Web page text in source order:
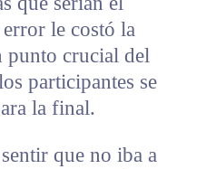
le costó la
punto crucial del
participantes se
la final.
que no iba a